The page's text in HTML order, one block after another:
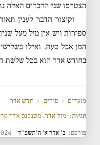
הצטרפו שני הדברים האלה
וקיצור הדבר לענין
ספירות ויש אין מזל מעל
המן אבל טעה, ואילו
בחודש אדר הוא בכל שלשת
מועדים › פורים › חדש אדר
תגיות: מזל אדר, משנכנס אדר
פורסם: ב' אדר א' ה'תשפ"ד ·